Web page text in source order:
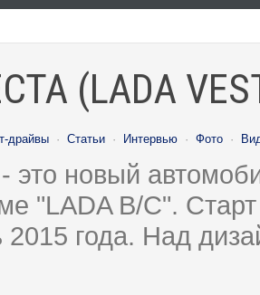
(LADA
драйвы · Статьи · Интервью · Фото ·
это новый
"LADA B/C".
2015 года. Над